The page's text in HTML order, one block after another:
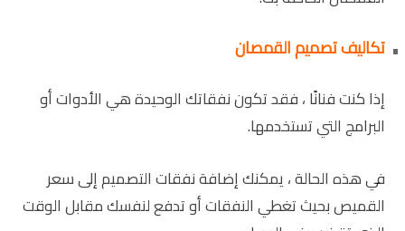
تكاليف تصميم القمصان
إذا كنت فنانًا ، فقد تكون نفقاتك الوحيدة هي الأدوات أو
البرامج التي تستخدمها.
في هذه الحالة ، يمكنك إضافة نفقات التصميم إلى سعر
القميص بحيث تغطي النفقات أو تدفع لنفسك مقابل الوقت